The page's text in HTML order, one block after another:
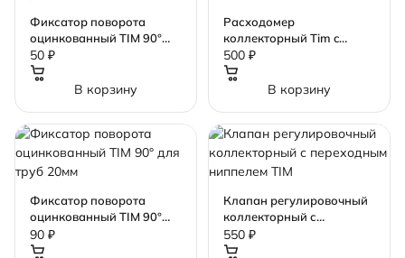
Фиксатор поворота
оцинкованный TIM 90°
для труб 16мм
50 ₽
В корзину
Расходомер
коллекторный Tim c
переходным ниппелем
500 ₽
В корзину
Фиксатор поворота
оцинкованный TIM 90°
для труб 20мм
90 ₽
Клапан регулировочный
коллекторный с
переходным ниппелем
TIM
550 ₽